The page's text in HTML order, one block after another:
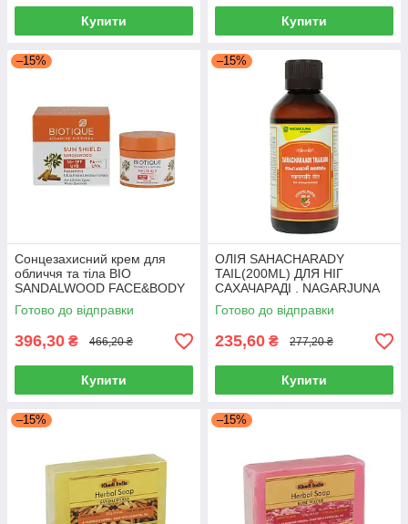
Купити Купити
–15%
Сонцезахисний крем для
обличчя та тіла BIO
SANDALWOOD FACE&BODY
SUN CREAM BIOTIQUE,
аюрведичний Біо Сандал
Готово до відправки
396,30 ₴ 466,20 ₴
Купити
–15%
ОЛІЯ SAHACHARADY
TAIL(200ML) ДЛЯ НІГ
САХАЧАРАДІ . NAGARJUNA
Готово до відправки
235,60 ₴ 277,20 ₴
Купити
–15% –15%